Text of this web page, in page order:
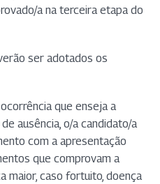
a na terceira etapa do
ser adotados os
que enseja a
ausência, o/a candidato/a
com a apresentação
que comprovam a
maior, caso fortuito, doença